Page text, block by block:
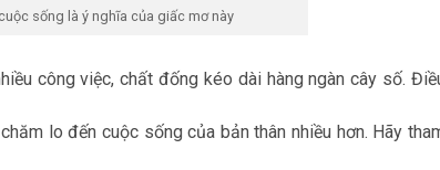
sống là ý nghĩa của giấc mơ này
công việc, chất đống kéo dài hàng ngàn cây số.
lo đến cuộc sống của bản thân nhiều hơn. Hãy